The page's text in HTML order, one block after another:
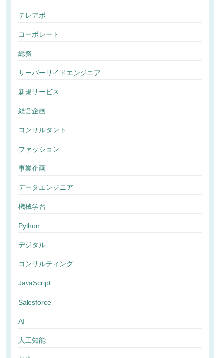
テレアポ
コーポレート
総務
サーバーサイドエンジニア
新規サービス
経営企画
コンサルタント
ファッション
事業企画
データエンジニア
機械学習
Python
デジタル
コンサルティング
JavaScript
Salesforce
AI
人工知能